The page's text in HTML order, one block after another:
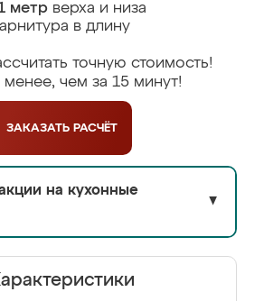
метрверха и низа
в длину
точную стоимость!
чем за 15 минут!
ЗАКАЗАТЬ РАСЧЁТ
на кухонные
▼